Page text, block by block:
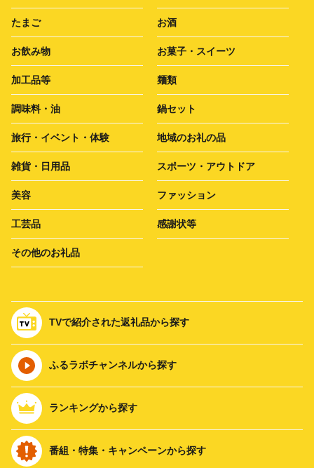
たまご お酒
お飲み物 お菓子・スイーツ
加工品等 麺類
調味料・油 鍋セット
旅行・イベント・体験 地域のお礼の品
雑貨・日用品 スポーツ・アウトドア
美容 ファッション
工芸品 感謝状等
その他のお礼品
TVで紹介された返礼品から探す
ふるラボチャンネルから探す
ランキングから探す
番組・特集・キャンペーンから探す